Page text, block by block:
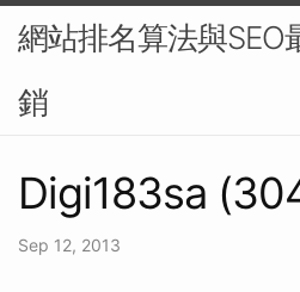
網站排名算法與SEO
銷
Digi183sa
Sep 12, 2013